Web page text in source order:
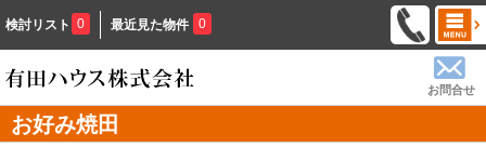
検討リスト 0 最近見た物件 0
お問合せ
お好み焼田